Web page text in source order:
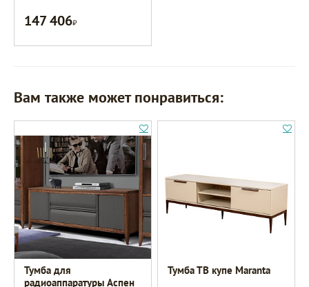
147 406Р
Вам также может понравиться:
Тумба для
радиоаппаратуры Аспен
Тумба ТВ купе Maranta